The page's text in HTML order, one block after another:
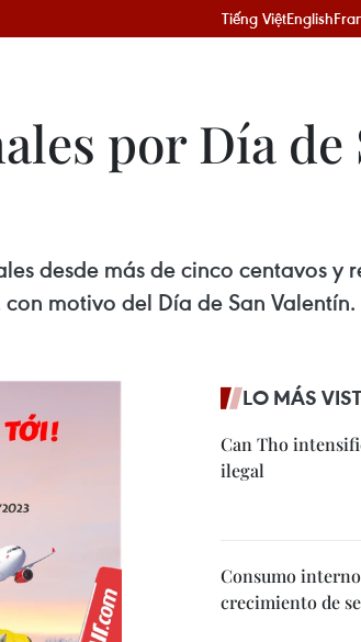
Tiếng ViệtEnglish
por Día de
desde más de cinco centavos y
motivo del Día de San Valentín.
LO MÁS
Can Tho
ilegal
Consumo
crecimiento de